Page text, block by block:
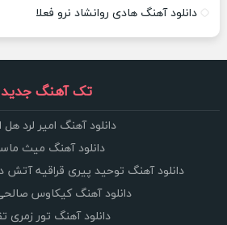
دانلود آهنگ هادی روانشاد نرو فعلا
تک آهنگ جدید
دانلود آهنگ امیر لرد هل
دانلود آهنگ میث
دانلود آهنگ توحید پیری قراقیه
دانلود آهنگ کیکاوس
دانلود آهنگ تور زمری